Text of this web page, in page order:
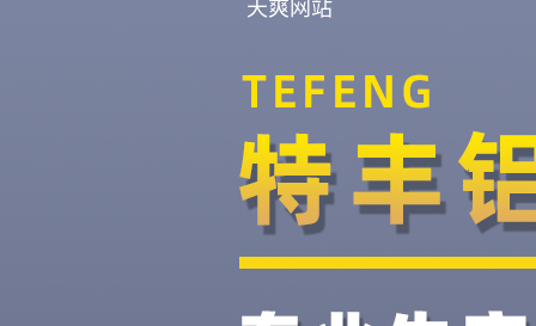
天爽网站